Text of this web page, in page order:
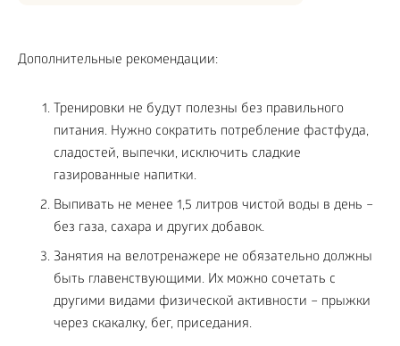
Дополнительные рекомендации:
Тренировки не будут полезны без правильного
питания. Нужно сократить потребление фастфуда,
сладостей, выпечки, исключить сладкие
газированные напитки.
Выпивать не менее 1,5 литров чистой воды в день –
без газа, сахара и других добавок.
Занятия на велотренажере не обязательно должны
быть главенствующими. Их можно сочетать с
другими видами физической активности – прыжки
через скакалку, бег, приседания.